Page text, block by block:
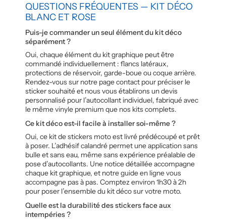
QUESTIONS FRÉQUENTES — KIT DÉCO
BLANC ET ROSE
Puis-je commander un seul élément du kit déco
séparément ?
Oui, chaque élément du kit graphique peut être
commandé individuellement : flancs latéraux,
protections de réservoir, garde-boue ou coque arrière.
Rendez-vous sur notre page contact pour préciser le
sticker souhaité et nous vous établirons un devis
personnalisé pour l’autocollant individuel, fabriqué avec
le même vinyle premium que nos kits complets.
Ce kit déco est-il facile à installer soi-même ?
Oui, ce kit de stickers moto est livré prédécoupé et prêt
à poser. L’adhésif calandré permet une application sans
bulle et sans eau, même sans expérience préalable de
pose d’autocollants. Une notice détaillée accompagne
chaque kit graphique, et notre guide en ligne vous
accompagne pas à pas. Comptez environ 1h30 à 2h
pour poser l’ensemble du kit déco sur votre moto.
Quelle est la durabilité des stickers face aux
intempéries ?